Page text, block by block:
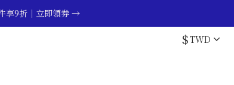
享9折｜立即領券 →
享9折｜立即領券 →
$TWD